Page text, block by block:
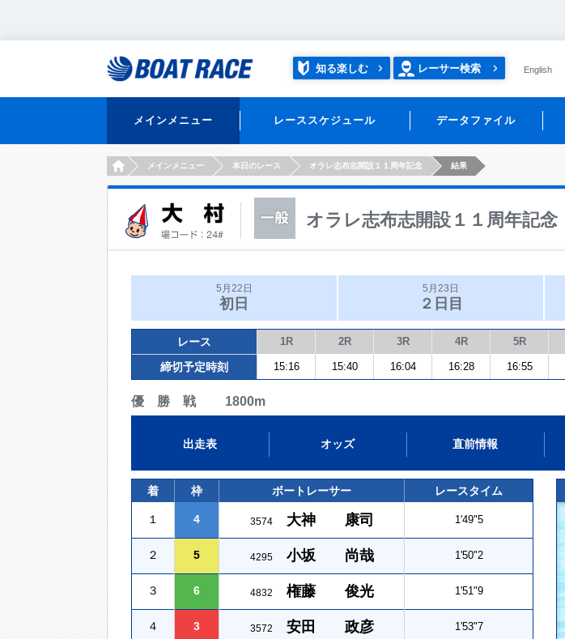
知る楽しむ レーサー検索 English
メインメニュー レーススケジュール データファイル
HOMEメインメニュー 本日のレース オラレ志布志開設１１周年記念 結果
オラレ志布志開設１１周年記念
5月22日
初日
5月23日
２日目
レース 1R 2R 3R 4R 5R
締切予定時刻 15:16 15:40 16:04 16:28 16:55
優 勝 戦 1800m
出走表 オッズ 直前情報
着 枠 ボートレーサー レースタイム
１ 4 3574 大神 康司 1'49"5
２ 5 4295 小坂 尚哉 1'50"2
３ 6 4832 権藤 俊光 1'51"9
４ 3 3572 安田 政彦 1'53"7